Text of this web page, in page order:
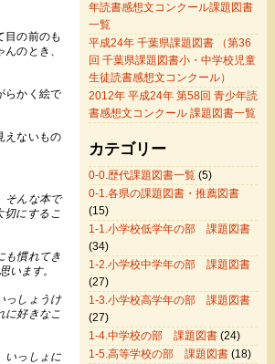
目の前のも
のとき、
らかく絵で
えないもの
そんな本で
切にするこ
も慣れてき
います。
っしょうけ
に好きなこ
いっしょに
年読書感想文コンクール課題図書
一覧
平成24年 千葉県課題図書 （第36
回 千葉県課題図書小・中学校児童
生徒読書感想文コンクール）
2012年 平成24年 第58回 青少年読
書感想文コンクール 課題図書一覧
カテゴリー
0-0.歴代課題図書一覧 (5)
0-1.各県の課題図書・推薦図書
(15)
1-1.小学校低学年の部 課題図書
(34)
1-2.小学校中学年の部 課題図書
(27)
1-3.小学校高学年の部 課題図書
(27)
1-4.中学校の部 課題図書 (24)
1-5.高等学校の部 課題図書 (18)